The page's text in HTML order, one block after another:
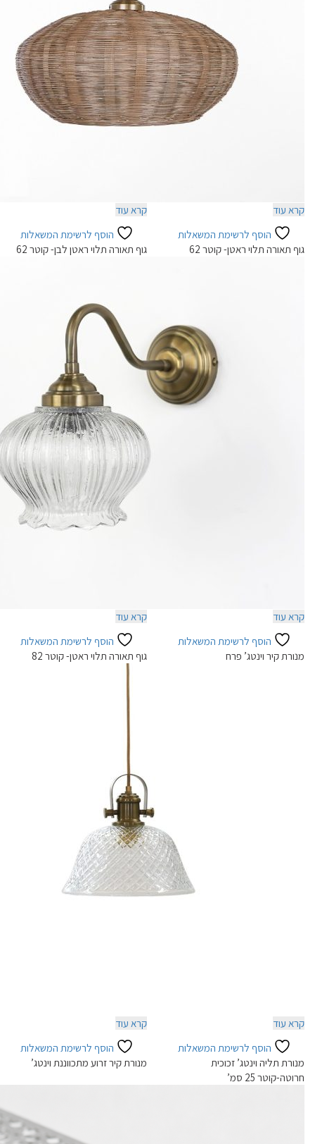
קרא עוד
הוסף לרשימת המשאלות
גוף תאורה תלוי ראטן לבן- קוטר 62
קרא עוד
הוסף לרשימת המשאלות
גוף תאורה תלוי ראטן- קוטר 62
קרא עוד
הוסף לרשימת המשאלות
גוף תאורה תלוי ראטן- קוטר 82
קרא עוד
הוסף לרשימת המשאלות
מנורת קיר וינטג’ פרח
קרא עוד
הוסף לרשימת המשאלות
מנורת קיר זרוע מתכווננת וינטג’
קרא עוד
הוסף לרשימת המשאלות
מנורת תליה וינטג’ זכוכית
חרוטה-קוטר 25 סמ’